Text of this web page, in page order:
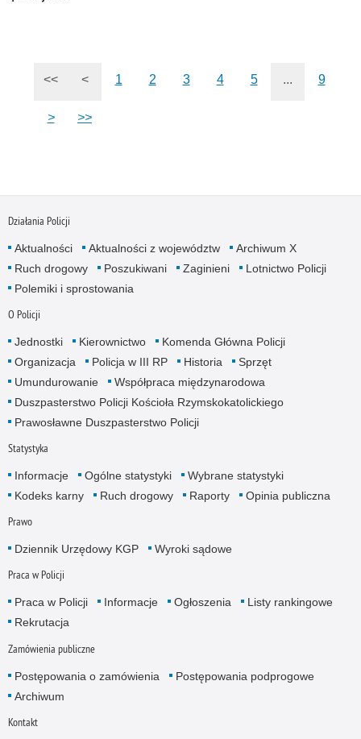
<< < 1 2 3 4 5 ... 9
> >>
Działania Policji
Aktualności Aktualności z województw
Archiwum X
Ruch drogowy
Poszukiwani Zaginieni
Lotnictwo Policji
Polemiki i sprostowania
O Policji
Jednostki Kierownictwo
Komenda Główna Policji
Organizacja
Policja w III RP Historia
Sprzęt
Umundurowanie
Współpraca międzynarodowa
Duszpasterstwo Policji Kościoła Rzymskokatolickiego
Prawosławne Duszpasterstwo Policji
Statystyka
Informacje Ogólne statystyki
Wybrane statystyki
Kodeks karny
Ruch drogowy Raporty Opinia publiczna
Prawo
Dziennik Urzędowy KGP Wyroki sądowe
Praca w Policji
Praca w Policji Informacje Ogłoszenia
Listy rankingowe
Rekrutacja
Zamówienia publiczne
Postępowania o zamówienia
Postępowania podprogowe
Archiwum
Kontakt